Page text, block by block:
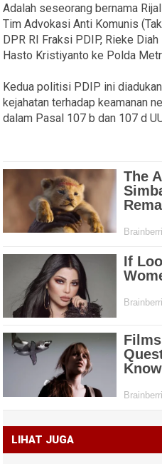
Adalah seseorang bernama
Tim Advokasi Anti Komunis
DPR RI Fraksi PDIP, Rieke
Hasto Kristiyanto ke Polda
Kedua politisi PDIP ini
kejahatan terhadap keamanan
dalam Pasal 107 b dan 107 d
LIHAT JUGA